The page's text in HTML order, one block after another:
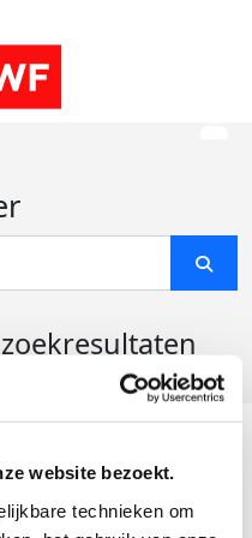
website bezoekt.
technieken om